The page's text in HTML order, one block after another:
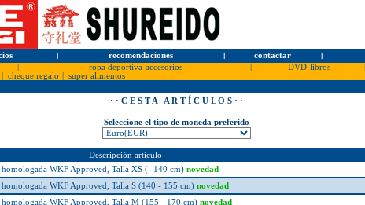
l recomendaciones l contactar l
ropa deportiva-accesorios DVD-libros
cheque regalo
super alimentos
· · C E S T A A R T Í C U L O S · ·
Seleccione el tipo de moneda preferido
Descripción artículo
WKF Approved, Talla XS (- 140 cm) novedad
WKF Approved, Talla S (140 - 155 cm) novedad
WKF Approved, Talla M (155 - 170 cm) novedad